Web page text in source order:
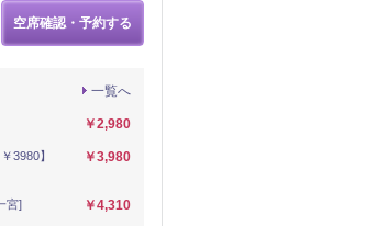
空席確認・予約する
一覧へ
￥2,980
3980】
￥3,980
宮] ￥4,310